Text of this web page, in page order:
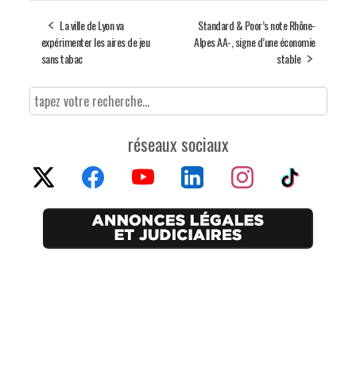
La ville de Lyon va
expérimenter les aires de jeu
sans tabac
Standard & Poor’s note Rhône-
Alpes AA-, signe d’une économie
stable
réseaux sociaux